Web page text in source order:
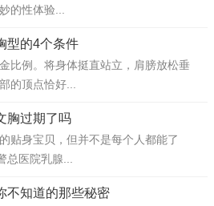
的性体验...
型的4个条件
比例。将身体挺直站立，肩膀放松垂
的顶点恰好...
胸过期了吗
贴身宝贝，但并不是每个人都能了
总医院乳腺...
不知道的那些秘密